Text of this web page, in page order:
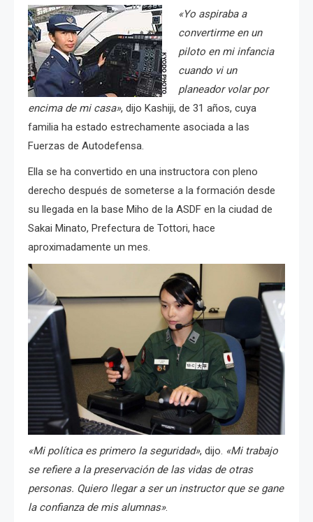
«Yo aspiraba a
convertirme en un
piloto en mi infancia
cuando vi un
planeador volar por
encima de mi casa», dijo Kashiji, de 31 años, cuya
familia ha estado estrechamente asociada a las
Fuerzas de Autodefensa.
Ella se ha convertido en una instructora con pleno
derecho después de someterse a la formación desde
su llegada en la base Miho de la ASDF en la ciudad de
Sakai Minato, Prefectura de Tottori, hace
aproximadamente un mes.
«Mi política es primero la seguridad», dijo. «Mi trabajo
se refiere a la preservación de las vidas de otras
personas. Quiero llegar a ser un instructor que se gane
la confianza de mis alumnas».